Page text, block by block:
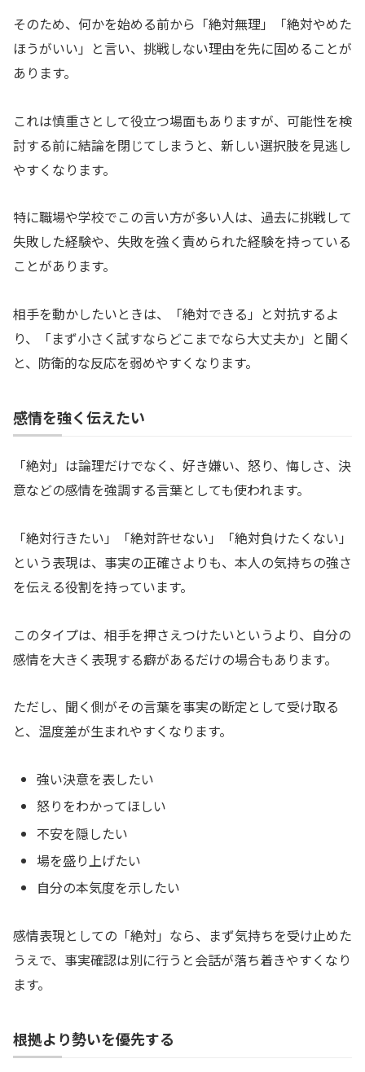
そのため、何かを始める前から「絶対無理」「絶対やめた
ほうがいい」と言い、挑戦しない理由を先に固めることが
あります。
これは慎重さとして役立つ場面もありますが、可能性を検
討する前に結論を閉じてしまうと、新しい選択肢を見逃し
やすくなります。
特に職場や学校でこの言い方が多い人は、過去に挑戦して
失敗した経験や、失敗を強く責められた経験を持っている
ことがあります。
相手を動かしたいときは、「絶対できる」と対抗するよ
り、「まず小さく試すならどこまでなら大丈夫か」と聞く
と、防衛的な反応を弱めやすくなります。
感情を強く伝えたい
「絶対」は論理だけでなく、好き嫌い、怒り、悔しさ、決
意などの感情を強調する言葉としても使われます。
「絶対行きたい」「絶対許せない」「絶対負けたくない」
という表現は、事実の正確さよりも、本人の気持ちの強さ
を伝える役割を持っています。
このタイプは、相手を押さえつけたいというより、自分の
感情を大きく表現する癖があるだけの場合もあります。
ただし、聞く側がその言葉を事実の断定として受け取る
と、温度差が生まれやすくなります。
強い決意を表したい
怒りをわかってほしい
不安を隠したい
場を盛り上げたい
自分の本気度を示したい
感情表現としての「絶対」なら、まず気持ちを受け止めた
うえで、事実確認は別に行うと会話が落ち着きやすくなり
ます。
根拠より勢いを優先する